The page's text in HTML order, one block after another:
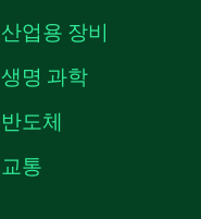
산업용 장비
생명 과학
반도체
교통